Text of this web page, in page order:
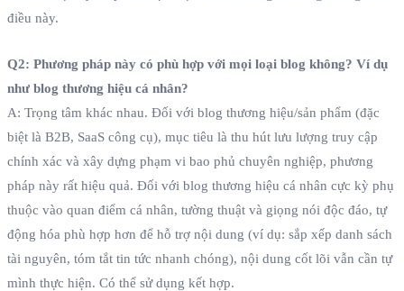
điều này.
Q2: Phương pháp này có phù hợp với mọi loại blog không? Ví dụ
như blog thương hiệu cá nhân?
A: Trọng tâm khác nhau. Đối với blog thương hiệu/sản phẩm (đặc
biệt là B2B, SaaS công cụ), mục tiêu là thu hút lưu lượng truy cập
chính xác và xây dựng phạm vi bao phủ chuyên nghiệp, phương
pháp này rất hiệu quả. Đối với blog thương hiệu cá nhân cực kỳ phụ
thuộc vào quan điểm cá nhân, tường thuật và giọng nói độc đáo, tự
động hóa phù hợp hơn để hỗ trợ nội dung (ví dụ: sắp xếp danh sách
tài nguyên, tóm tắt tin tức nhanh chóng), nội dung cốt lõi vẫn cần tự
mình thực hiện. Có thể sử dụng kết hợp.